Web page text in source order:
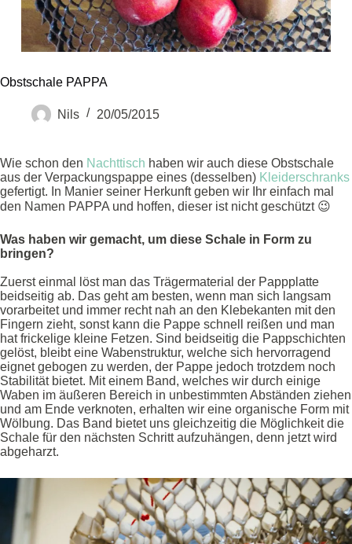
Obstschale PAPPA
Nils 20/05/2015
Wie schon den Nachttisch haben wir auch diese Obstschale
aus der Verpackungspappe eines (desselben) Kleiderschranks
gefertigt. In Manier seiner Herkunft geben wir Ihr einfach mal
den Namen PAPPA und hoffen, dieser ist nicht geschützt 😉
Was haben wir gemacht, um diese Schale in Form zu
bringen?
Zuerst einmal löst man das Trägermaterial der Pappplatte
beidseitig ab. Das geht am besten, wenn man sich langsam
vorarbeitet und immer recht nah an den Klebekanten mit den
Fingern zieht, sonst kann die Pappe schnell reißen und man
hat frickelige kleine Fetzen. Sind beidseitig die Pappschichten
gelöst, bleibt eine Wabenstruktur, welche sich hervorragend
eignet gebogen zu werden, der Pappe jedoch trotzdem noch
Stabilität bietet. Mit einem Band, welches wir durch einige
Waben im äußeren Bereich in unbestimmten Abständen ziehen
und am Ende verknoten, erhalten wir eine organische Form mit
Wölbung. Das Band bietet uns gleichzeitig die Möglichkeit die
Schale für den nächsten Schritt aufzuhängen, denn jetzt wird
abgeharzt.